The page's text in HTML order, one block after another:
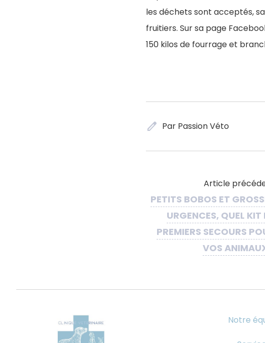
les déchets sont acceptés,
fruitiers. Sur sa page
150 kilos de fourrage et
edit Par Passion Véto
Article
PETITS BOBOS ET
URGENCES, QUEL KIT
PREMIERS SECOURS
VOS
Notre